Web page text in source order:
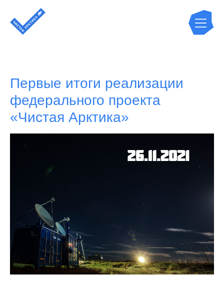
Первые итоги реализации
федерального проекта
«Чистая Арктика»